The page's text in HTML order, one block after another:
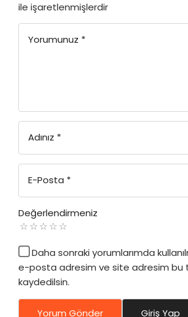
ile işaretlenmişlerdir
Yorumunuz *
Adınız *
E-Posta *
Değerlendirmeniz
Daha sonraki yorumlarımda
e-posta adresim ve site adresim bu
kaydedilsin.
Yorum Gönder Giriş Yap